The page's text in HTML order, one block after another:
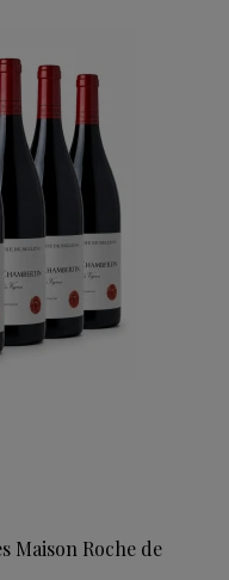
Maison Roche de